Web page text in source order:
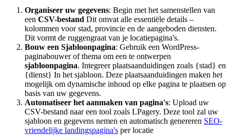
Organiseer uw gegevens: Begin met het samenstellen van
een CSV-bestand Dit omvat alle essentiële details –
kolommen voor stad, provincie en de aangeboden diensten.
Dit vormt de ruggengraat van je locatiepagina's.
Bouw een Sjabloonpagina: Gebruik een WordPress-
paginabouwer of thema om een te ontwerpen
sjabloonpagina. Integreer plaatsaanduidingen zoals {stad} en
{dienst} In het sjabloon. Deze plaatsaanduidingen maken het
mogelijk om dynamische inhoud op elke pagina te plaatsen op
basis van uw gegevens.
Automatiseer het aanmaken van pagina's: Upload uw
CSV-bestand naar een tool zoals LPagery. Deze tool zal uw
sjabloon en gegevens nemen en automatisch genereren SEO-
vriendelijke landingspagina's per locatie